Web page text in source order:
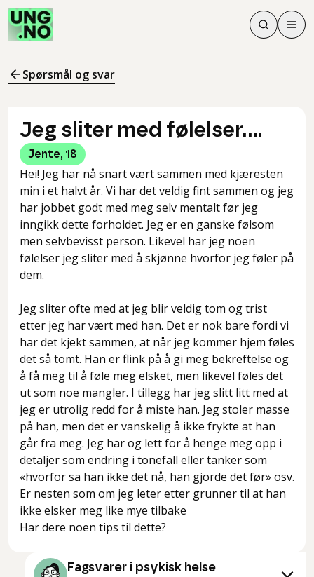
Søk
Søk
Meny
Spørsmål og svar
Jeg sliter med følelser….
Jente, 18
Hei! Jeg har nå snart vært sammen med kjæresten
min i et halvt år. Vi har det veldig fint sammen og jeg
har jobbet godt med meg selv mentalt før jeg
inngikk dette forholdet. Jeg er en ganske følsom
men selvbevisst person. Likevel har jeg noen
følelser jeg sliter med å skjønne hvorfor jeg føler på
dem.
Jeg sliter ofte med at jeg blir veldig tom og trist
etter jeg har vært med han. Det er nok bare fordi vi
har det kjekt sammen, at når jeg kommer hjem føles
det så tomt. Han er flink på å gi meg bekreftelse og
å få meg til å føle meg elsket, men likevel føles det
ut som noe mangler. I tillegg har jeg slitt litt med at
jeg er utrolig redd for å miste han. Jeg stoler masse
på han, men det er vanskelig å ikke frykte at han
går fra meg. Jeg har og lett for å henge meg opp i
detaljer som endring i tonefall eller tanker som
«hvorfor sa han ikke det nå, han gjorde det før» osv.
Er nesten som om jeg leter etter grunner til at han
ikke elsker meg like mye tilbake
Fagsvarer i psykisk helse